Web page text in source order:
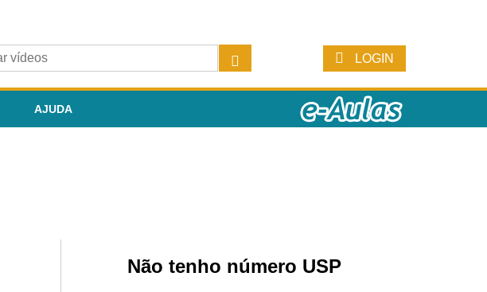
LOGIN
AJUDA
Não tenho número USP